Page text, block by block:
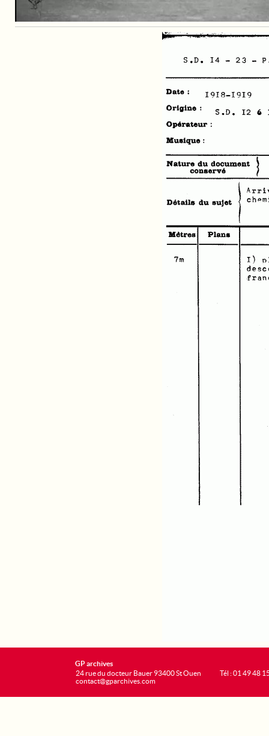
GP archives
24 rue du docteur Bauer 93400 St Ouen
contact@gparchives.com
Tél : 01 49 48